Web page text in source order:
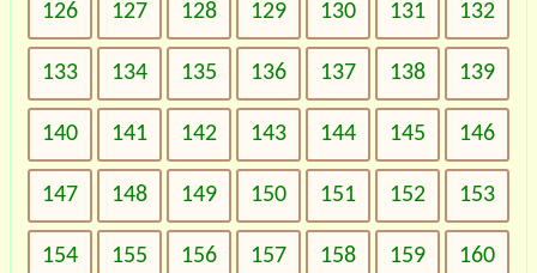
126 127 128 129 130 131 132
133 134 135 136 137 138 139
140 141 142 143 144 145 146
147 148 149 150 151 152 153
154 155 156 157 158 159 160